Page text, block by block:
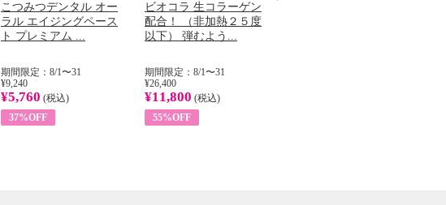
こつみつデンタル オー
ラル エイジングペース
ト プレミアム ...
期間限定：8/1〜31
¥9,240
¥5,760 (税込)
37%OFF
ビオコラ 生コラーゲン
配合！ （非加熱２５度
以下） 弾むよう...
期間限定：8/1〜31
¥26,400
¥11,800 (税込)
55%OFF